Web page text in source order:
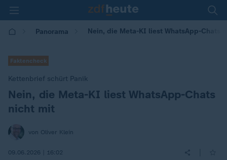
Panorama Nein, die Meta-KI liest WhatsApp-Chats
Faktencheck
Kettenbrief schürt Panik
:Nein, die Meta-KI liest WhatsApp-Chats
nicht mit
von Oliver Klein
09.06.2026 | 16:02